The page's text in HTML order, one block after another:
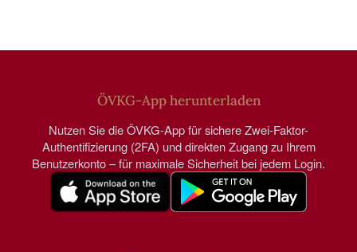
ÖVKG-App herunterladen
Nutzen Sie die ÖVKG-App für sichere Zwei-Faktor-
Authentifizierung (2FA) und direkten Zugang zu Ihrem
Benutzerkonto – für maximale Sicherheit bei jedem Login.